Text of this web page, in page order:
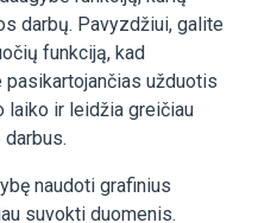
darbų. Pavyzdžiui, galite
funkciją, kad
užduotis
laiko ir leidžia greičiau
naudoti grafinius
suvokti duomenis.